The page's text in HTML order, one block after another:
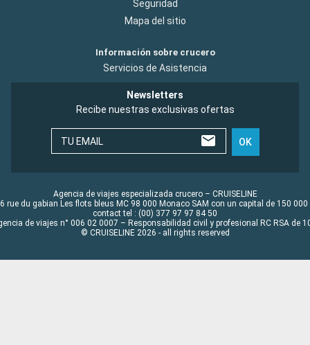
Seguridad
Mapa del sitio
Información sobre crucero
Servicios de Asistencia
Newsletters
Recibe nuestras exclusivas ofertas
TU EMAIL OK
Agencia de viajes especializada crucero – CRUISELINE
rue du gabian Les flots bleus MC 98 000 Monaco SAM con un capital de 150 000
contact tel : (00) 377 97 97 84 50
de viajes n° 006 02 0007 – Responsabilidad civil y profesional RC RSA de
© CRUISELINE 2026 - all rights reserved